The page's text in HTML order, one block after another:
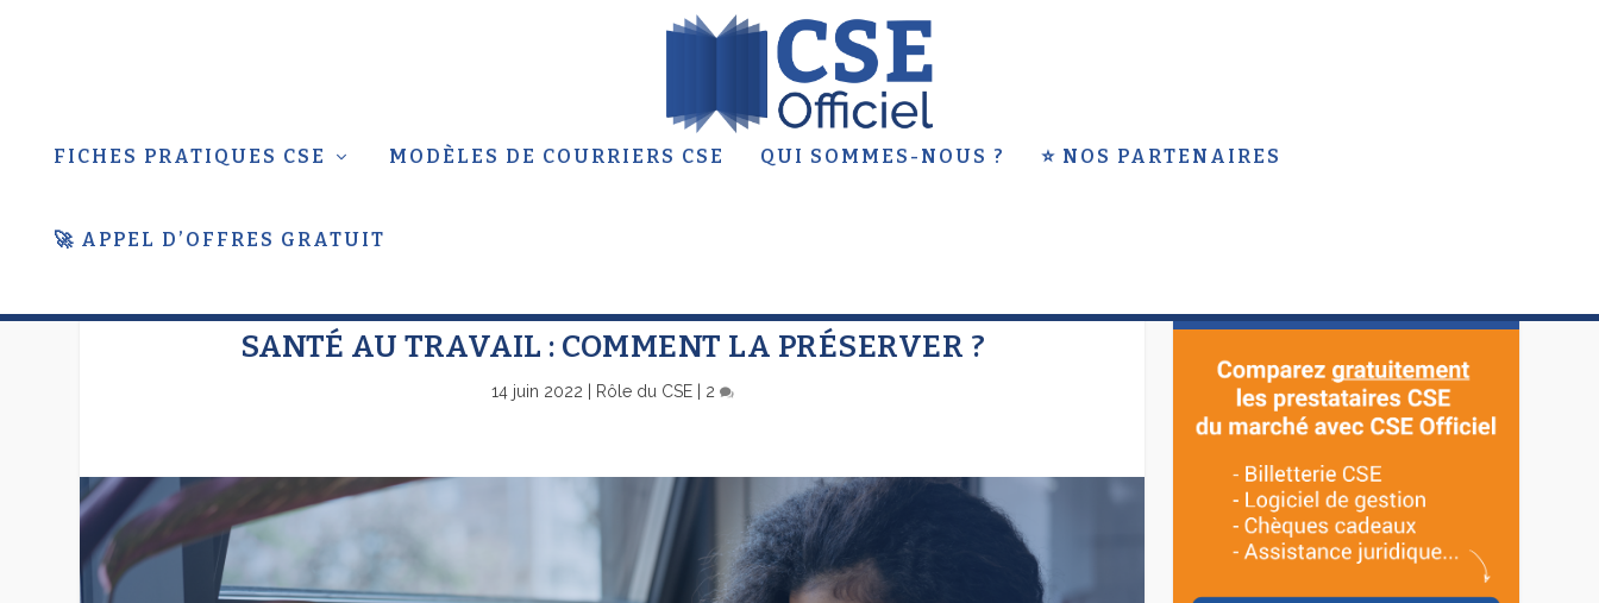
FICHES PRATIQUES CSE MODÈLES DE COURRIERS CSE QUI SOMMES-NOUS ? ⭐ NOS PARTENAIRES
🚀 APPEL D’OFFRES GRATUIT
SANTÉ AU TRAVAIL : COMMENT LA PRÉSERVER ?
14 juin 2022 Rôle du CSE| 2